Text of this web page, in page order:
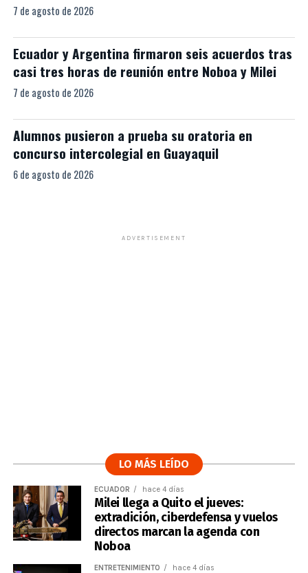
7 de agosto de 2026
Ecuador y Argentina firmaron seis acuerdos tras
casi tres horas de reunión entre Noboa y Milei
7 de agosto de 2026
Alumnos pusieron a prueba su oratoria en
concurso intercolegial en Guayaquil
6 de agosto de 2026
ADVERTISEMENT
LO MÁS LEÍDO
ECUADOR hace 4 días
Milei llega a Quito el jueves:
extradición, ciberdefensa y vuelos
directos marcan la agenda con
Noboa
ENTRETENIMIENTO hace 4 días